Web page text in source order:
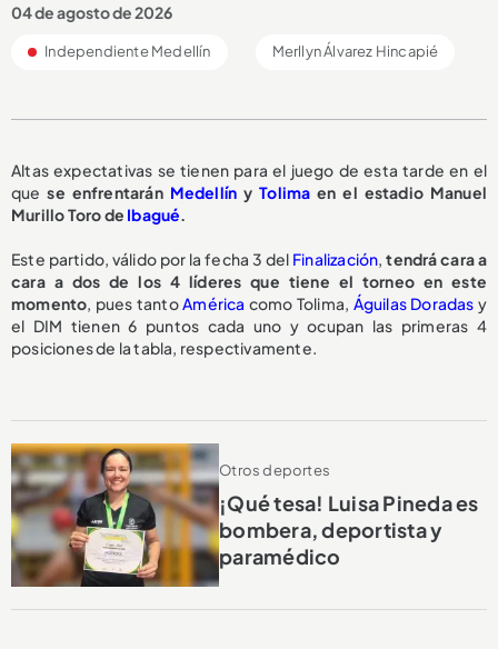
04 de agosto de 2026
Independiente Medellín Merllyn Álvarez Hincapié
Altas expectativas se tienen para el juego de esta tarde en el
quese enfrentarán MedellínyTolimaen el estadio Manuel
Murillo Toro de Ibagué.
Este partido, válido por la fecha 3 del Finalización,tendrá cara a
cara a dos de los 4 líderes que tiene el torneo en este
momento, pues tantoAmérica como Tolima, Águilas Doradas y
el DIM tienen 6 puntos cada uno y ocupan las primeras 4
posiciones de la tabla, respectivamente.
Otros deportes
¡Qué tesa! Luisa Pineda es
bombera, deportista y
paramédico